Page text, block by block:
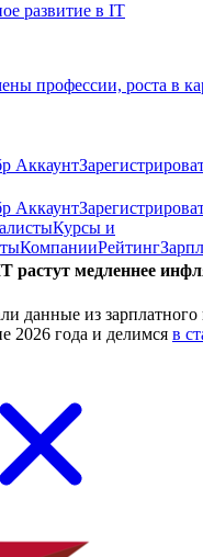
развитие в IT
профессии, роста в
Аккаунт
Аккаунт
Курсы и
КомпанииРейтинг
растут медленнее
данные из зарплатного
2026 года и делимся в